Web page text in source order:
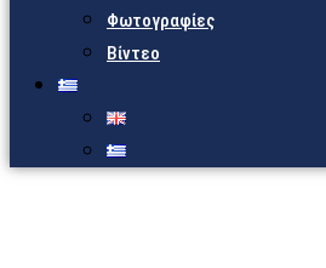
Φωτογραφίες
Βίντεο